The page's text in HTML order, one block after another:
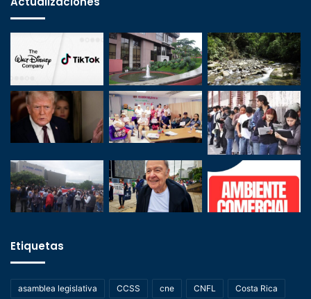
Etiquetas
asamblea legislativa CCSS cne CNFL Costa Rica